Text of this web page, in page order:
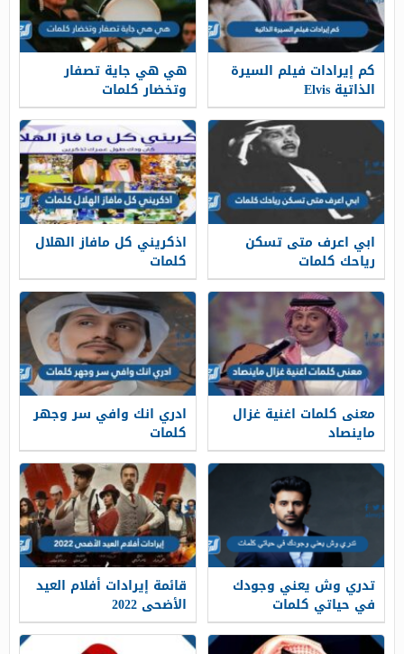
كم إيرادات فيلم السيرة
الذاتية Elvis
هي هي جاية تصفار
وتخضار كلمات
ابي اعرف متى تسكن
رياحك كلمات
اذكريني كل مافاز الهلال
كلمات
معنى كلمات اغنية غزال
ماينصاد
ادري انك وافي سر وجهر
كلمات
تدري وش يعني وجودك
في حياتي كلمات
قائمة إيرادات أفلام العيد
الأضحى 2022